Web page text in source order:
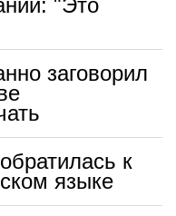
"Это
заговорил
к
языке